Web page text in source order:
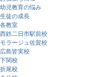
幼児教育の悩み
生徒の成長
各教室
西鉄二日市駅前校
モラージュ佐賀校
広島皆実校
下関校
折尾校